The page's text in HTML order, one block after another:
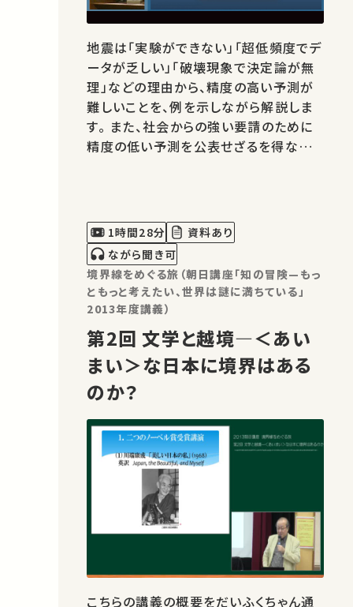
地震は「実験ができない」「超低頻度でデ
ータが乏しい」「破壊現象で決定論が無
理」などの理由から、精度の高い予測が
難しいことを、例を示しながら解説しま
す。 また、社会からの強い要請のために
精度の低い予測を公表せざるを得ない
礎知識 20:56 科学的予測の経緯ー東
日本大震災例にー 28:57 全国地震…
1時間28分
資料あり
ながら聞き可
境界線をめぐる旅（朝日講座「知の冒険—もっ
ともっと考えたい、世界は謎に満ちている」
2013年度講義）
第2回 文学と越境―＜あい
まい＞な日本に境界はある
のか？
こちらの講義の概要をだいふくちゃん通